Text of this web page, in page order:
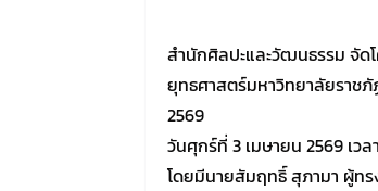
สำนักศิลปะและวัฒนธรรม จัด
ยุทธศาสตร์มหาวิทยาลัยราช
2569
วันศุกร์ที่ 3 เมษายน 2569 เว
โดยมีนายสัมฤทธิ์ สุภามา ผู้ท